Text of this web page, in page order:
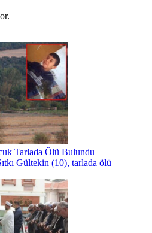
Tarlada Ölü Bulundu
Gültekin (10), tarlada ölü